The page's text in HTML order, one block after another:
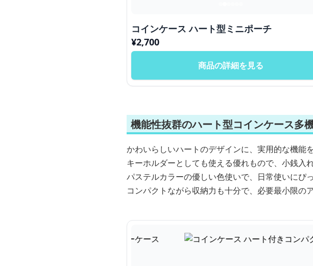
コインケース ハート型ミニポーチ
¥2,700
商品の詳細を見る
機能性抜群のハート型コインケース多
かわいらしいハートのデザインに、実用的な機能
キーホルダーとしても使える優れもので、小銭入
パステルカラーの優しい色使いで、日常使いにぴっ
コンパクトながら収納力も十分で、必要最小限の